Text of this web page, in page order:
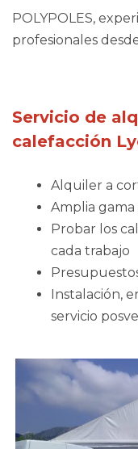
POLYPOLES,
profesionales
Servicio de
calefacción
Alquiler a
Amplia
Probar los
cada trabajo
Instalación,
servicio